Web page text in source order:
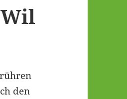
den